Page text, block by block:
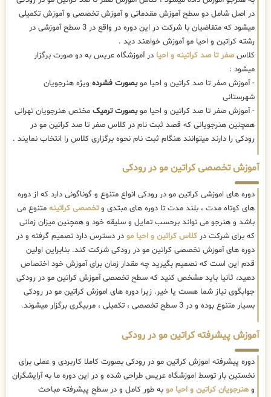
در اصل شامل دو سطح آموزش مقدماتی و آموزش تخصصی و آموزش تکمیلی
میشود که متقاضیان با شرکت در این دوره در واقع در 3 سطح آموزشی در
رشته کراتین و احیا مو آموزش خواهند دید .
کلاسصفر تا صد کراتینه و احیا در آموزشگاه عریس به دو صورت برگزار
میشود :
- آموزش صفر تا صد کراتین و احیا موبصورت فشرده ویژه هنرجویان
شهرستانی
- آموزش صفر تا صد کراتین و احیا موبصورت ترمیک مختص هنرجویان تهرانی
همچنین هنرجویانی که قصد ثبت نام در کلاس صفر تا صد کراتین مو در
رودکی را دارند میتوانند هنگام ثبت نام نحوه برگزاری کلاس را انتخاب نمایند .
آموزش تخصصی کراتین مو در رودکی
دوره های اموزشی کراتین مو در رودکی انواع متنوع و گوناگونی دارد که از دوره
های کوتاه مدت ، بلند مدت تا دوره های مبتدی وتخصصی کراتینه متنوع می
باشد و هنرجو می تواند برحسب تمایل و سلیقه خود و همچنین میزان زمانی
که برای شرکت در کلاس کراتین و احیا مو در دسترس دارد تصمیم گرفته و در
دوره های آموزش تخصصی کراتین مو در رودکی شرکت کند. بنابراین اولین
قدم این است که تصمیم بگیرید چه مقدار زمان برای آموزش خود اختصاص
دهید، ثانیا باید مشخص کنید که سطح تخصصی آموزش کراتین مو در رودکی
جوابگوی نیاز شما هست یا خیر. زیرا دوره های اموزش کراتین مو در رودکی
بسیار متنوع بوده و در 3 سطح تخصصی ، تکمیلی ، مربیگری برگزار میشوند.
آموزش پیشرفته کراتین مو در رودکی
دوره پیشرفته اموزش کراتین مو در رودکی بصورت کاملا کاربردی و عملی برای
نخستین بار توسط اموزشگاه عریس طراحی شده و در این دوره ما به آرایشگران
و هنرجویان کراتین و احیا مو به طور کامل و در سطح پیشرفته مباحث